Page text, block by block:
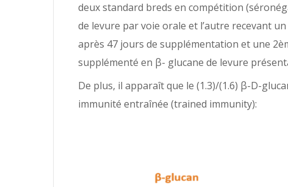
deux standard breds en compétition
de levure par voie orale et l’autre recevant
après 47 jours de supplémentation et une
supplémenté en β- glucane de levure
De plus, il apparaît que le (1.3)/(1.6) β-D-
immunité entraînée (trained immunity):